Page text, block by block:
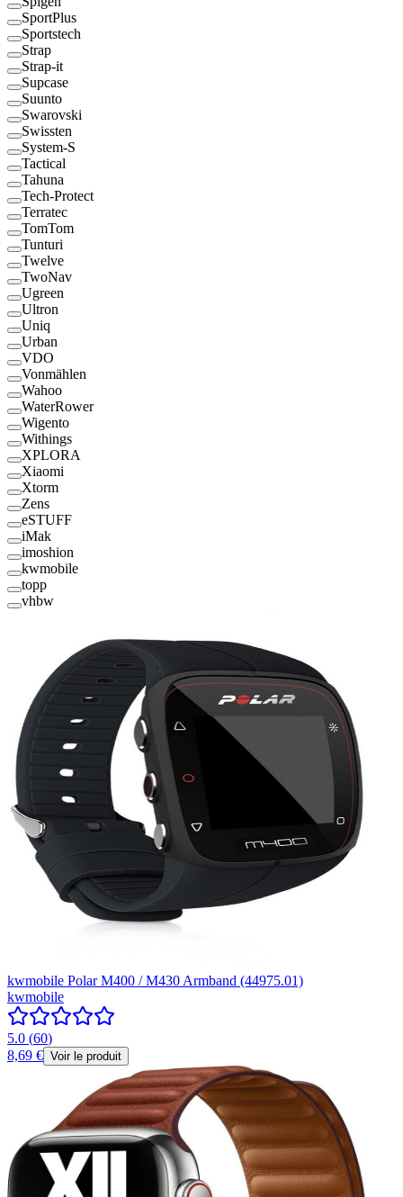
SportPlus
Sportstech
Strap
Strap-it
Supcase
Suunto
Swarovski
Swissten
System-S
Tactical
Tahuna
Tech-Protect
Terratec
TomTom
Tunturi
Twelve
TwoNav
Ugreen
Ultron
Uniq
Urban
VDO
Vonmählen
Wahoo
WaterRower
Wigento
Withings
XPLORA
Xiaomi
Xtorm
Zens
eSTUFF
iMak
imoshion
kwmobile
topp
vhbw
kwmobile Polar M400 / M430 Armband (44975.01)
kwmobile
5.0 (60)
8,69 € Voir le produit